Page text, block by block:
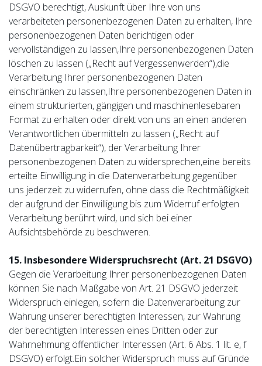
DSGVO berechtigt, Auskunft über Ihre von uns
verarbeiteten personenbezogenen Daten zu erhalten, Ihre
personenbezogenen Daten berichtigen oder
vervollständigen zu lassen,Ihre personenbezogenen Daten
löschen zu lassen („Recht auf Vergessenwerden“),die
Verarbeitung Ihrer personenbezogenen Daten
einschränken zu lassen,Ihre personenbezogenen Daten in
einem strukturierten, gängigen und maschinenlesebaren
Format zu erhalten oder direkt von uns an einen anderen
Verantwortlichen übermitteln zu lassen („Recht auf
Datenübertragbarkeit“), der Verarbeitung Ihrer
personenbezogenen Daten zu widersprechen,eine bereits
erteilte Einwilligung in die Datenverarbeitung gegenüber
uns jederzeit zu widerrufen, ohne dass die Rechtmäßigkeit
der aufgrund der Einwilligung bis zum Widerruf erfolgten
Verarbeitung berührt wird, und sich bei einer
Aufsichtsbehörde zu beschweren.
15. Insbesondere Widerspruchsrecht (Art. 21 DSGVO)
Gegen die Verarbeitung Ihrer personenbezogenen Daten
können Sie nach Maßgabe von Art. 21 DSGVO jederzeit
Widerspruch einlegen, sofern die Datenverarbeitung zur
Wahrung unserer berechtigten Interessen, zur Wahrung
der berechtigten Interessen eines Dritten oder zur
Wahrnehmung öffentlicher Interessen (Art. 6 Abs. 1 lit. e, f
DSGVO) erfolgt.Ein solcher Widerspruch muss auf Gründe